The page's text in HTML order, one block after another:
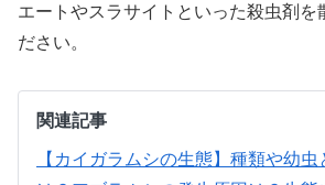
エートやスラサイトといった殺虫剤を
ださい。
関連記事
【カイガラムシの生態】種類や幼